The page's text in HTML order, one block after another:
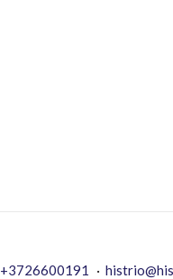
+3726600191